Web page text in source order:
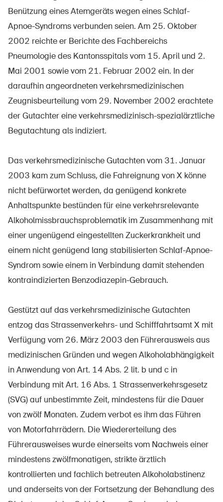
Benützung eines Atemgeräts wegen eines Schlaf-
Apnoe-Syndroms verbunden seien. Am 25. Oktober
2002 reichte er Berichte des Fachbereichs
Pneumologie des Kantonsspitals vom 15. April und 2.
Mai 2001 sowie vom 21. Februar 2002 ein. In der
daraufhin angeordneten verkehrsmedizinischen
Zeugnisbeurteilung vom 29. November 2002 erachtete
der Gutachter eine verkehrsmedizinisch-spezialärztliche
Begutachtung als indiziert.
Das verkehrsmedizinische Gutachten vom 31. Januar
2003 kam zum Schluss, die Fahreignung von X könne
nicht befürwortet werden, da genügend konkrete
Anhaltspunkte bestünden für eine verkehrsrelevante
Alkoholmissbrauchsproblematik im Zusammenhang mit
einer ungenügend eingestellten Zuckerkrankheit und
einem nicht genügend lang stabilisierten Schlaf-Apnoe-
Syndrom sowie einem in Verbindung damit stehenden
kontraindizierten Benzodiazepin-Gebrauch.
Gestützt auf das verkehrsmedizinische Gutachten
entzog das Strassenverkehrs- und Schifffahrtsamt X mit
Verfügung vom 26. März 2003 den Führerausweis aus
medizinischen Gründen und wegen Alkoholabhängigkeit
in Anwendung von Art. 14 Abs. 2 lit. b und c in
Verbindung mit Art. 16 Abs. 1 Strassenverkehrsgesetz
(SVG) auf unbestimmte Zeit, mindestens für die Dauer
von zwölf Monaten. Zudem verbot es ihm das Führen
von Motorfahrrädern. Die Wiedererteilung des
Führerausweises wurde einerseits vom Nachweis einer
mindestens zwölfmonatigen, strikte ärztlich
kontrollierten und fachlich betreuten Alkoholabstinenz
und anderseits von der Fortsetzung der Behandlung des